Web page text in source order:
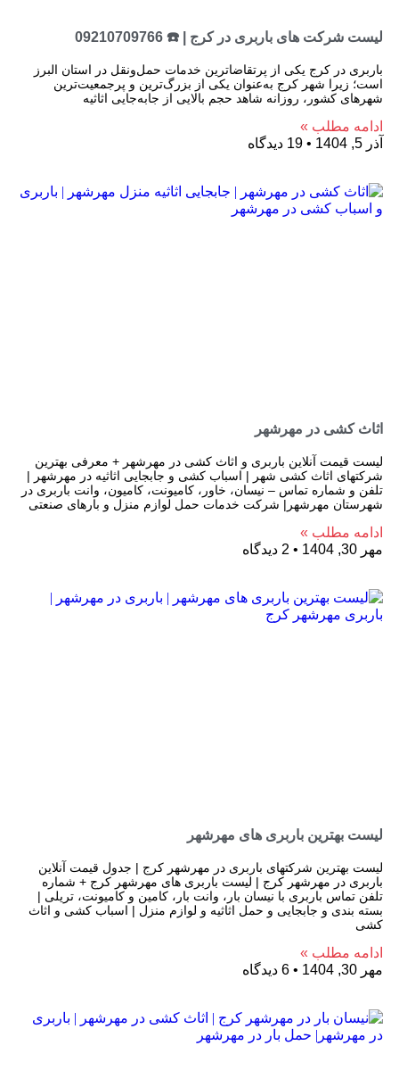
لیست شرکت های باربری در کرج | ☎️ 09210709766
باربری در کرج یکی از پرتقاضاترین خدمات حمل‌ونقل در استان البرز
است؛ زیرا شهر کرج به‌عنوان یکی از بزرگ‌ترین و پرجمعیت‌ترین
شهرهای کشور، روزانه شاهد حجم بالایی از جابه‌جایی اثاثیه
ادامه مطلب »
آذر 5, 1404
اثاث کشی در مهرشهر
لیست قیمت آنلاین باربری و اثاث کشی در مهرشهر + معرفی بهترین
شرکتهای اثاث کشی شهر | اسباب کشی و جابجایی اثاثیه در مهرشهر |
تلفن و شماره تماس – نیسان، خاور، کامیونت، کامیون، وانت باربری در
شهرستان مهرشهر| شرکت خدمات حمل لوازم منزل و بارهای صنعتی
ادامه مطلب »
مهر 30, 1404
لیست بهترین باربری های مهرشهر
لیست بهترین شرکتهای باربری در مهرشهر کرج | جدول قیمت آنلاین
باربری در مهرشهر کرج | لیست باربری های مهرشهر کرج + شماره
تلفن تماس باربری با نیسان بار، وانت بار، کامین و کامیونت، تریلی |
بسته بندی و جابجایی و حمل اثاثیه و لوازم منزل | اسباب کشی و اثاث
کشی
ادامه مطلب »
مهر 30, 1404